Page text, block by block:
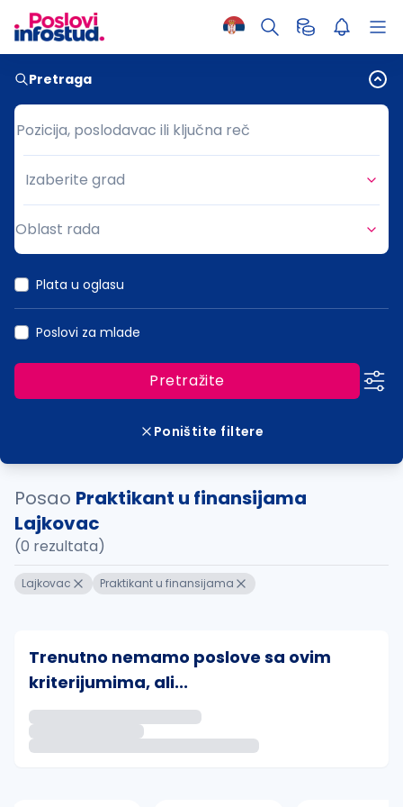
Pretraga
Pozicija, poslodavac ili ključna reč
Pozicija, poslodavac ili ključna reč
Grad
Izaberite grad
Oblast rada
Plata u oglasu
Poslovi za mlade
Pretražite
Poništite filtere
Posao Praktikant u finansijama
Lajkovac
(0 rezultata)
Lajkovac Praktikant u finansijama
Trenutno nemamo poslove sa ovim
kriterijumima, ali...